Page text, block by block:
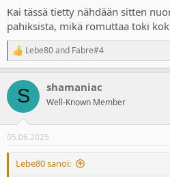
poika' ei vain sovi ainakaan nähdyn
muottiin mitenkään.
Kai tässä tietty nähdään sitten
pahiksista, mikä romuttaa toki
R
e
c
i
s
:
Lebe80and Fabre#4
S shamaniac
Well-Known Member
05.06.2025
Lebe80 sanoi: